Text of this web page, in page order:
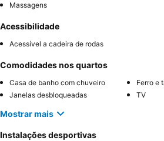
Massagens
Acessibilidade
Acessível a cadeira de rodas
Comodidades nos quartos
Casa de banho com chuveiro
Ferro e
Janelas desbloqueadas
TV
Mostrar mais
Instalações desportivas